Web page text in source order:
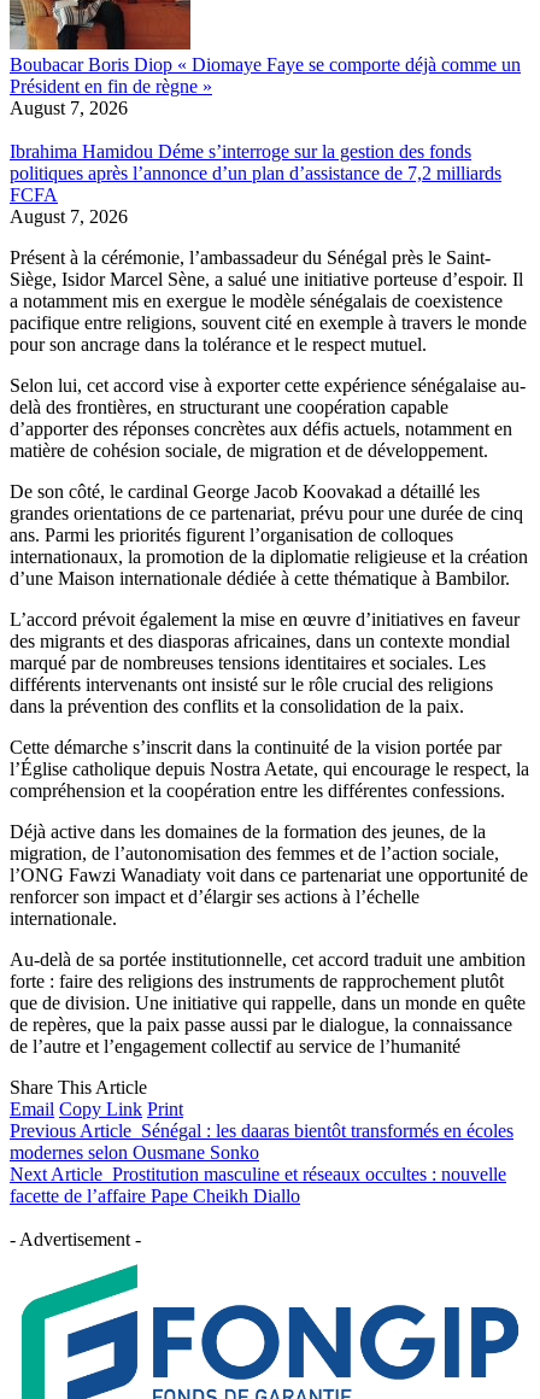
Boubacar Boris Diop « Diomaye Faye se comporte déjà comme un
Président en fin de règne »
August 7, 2026
Ibrahima Hamidou Déme s’interroge sur la gestion des fonds
politiques après l’annonce d’un plan d’assistance de 7,2 milliards
FCFA
August 7, 2026
Présent à la cérémonie, l’ambassadeur du Sénégal près le Saint-
Siège, Isidor Marcel Sène, a salué une initiative porteuse d’espoir. Il
a notamment mis en exergue le modèle sénégalais de coexistence
pacifique entre religions, souvent cité en exemple à travers le monde
pour son ancrage dans la tolérance et le respect mutuel.
Selon lui, cet accord vise à exporter cette expérience sénégalaise au-
delà des frontières, en structurant une coopération capable
d’apporter des réponses concrètes aux défis actuels, notamment en
matière de cohésion sociale, de migration et de développement.
De son côté, le cardinal George Jacob Koovakad a détaillé les
grandes orientations de ce partenariat, prévu pour une durée de cinq
ans. Parmi les priorités figurent l’organisation de colloques
internationaux, la promotion de la diplomatie religieuse et la création
d’une Maison internationale dédiée à cette thématique à Bambilor.
L’accord prévoit également la mise en œuvre d’initiatives en faveur
des migrants et des diasporas africaines, dans un contexte mondial
marqué par de nombreuses tensions identitaires et sociales. Les
différents intervenants ont insisté sur le rôle crucial des religions
dans la prévention des conflits et la consolidation de la paix.
Cette démarche s’inscrit dans la continuité de la vision portée par
l’Église catholique depuis Nostra Aetate, qui encourage le respect, la
compréhension et la coopération entre les différentes confessions.
Déjà active dans les domaines de la formation des jeunes, de la
migration, de l’autonomisation des femmes et de l’action sociale,
l’ONG Fawzi Wanadiaty voit dans ce partenariat une opportunité de
renforcer son impact et d’élargir ses actions à l’échelle
internationale.
Au-delà de sa portée institutionnelle, cet accord traduit une ambition
forte : faire des religions des instruments de rapprochement plutôt
que de division. Une initiative qui rappelle, dans un monde en quête
de repères, que la paix passe aussi par le dialogue, la connaissance
de l’autre et l’engagement collectif au service de l’humanité
Share This Article
Email Copy Link Print
Previous Article Sénégal : les daaras bientôt transformés en écoles
modernes selon Ousmane Sonko
Next Article Prostitution masculine et réseaux occultes : nouvelle
facette de l’affaire Pape Cheikh Diallo
- Advertisement -